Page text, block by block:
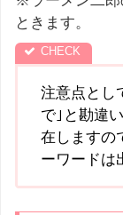
ときます。
注意点とし
で｣と勘違
在しますの
ーワードは